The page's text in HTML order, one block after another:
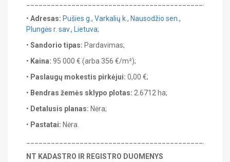
• Adresas: Pušies g. , Varkalių k., Nausodžio sen. ,
Plungės r. sav., Lietuva;
• Sandorio tipas: Pardavimas;
• Kaina: 95 000 € (arba 356 €/m²);
• Paslaugų mokestis pirkėjui: 0,00 €;
• Bendras žemės sklypo plotas: 2.6712 ha;
• Detalusis planas: Nėra;
• Pastatai: Nėra.
NT KADASTRO IR REGISTRO DUOMENYS